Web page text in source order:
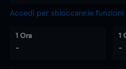
Accedi per sbloccare le funzioni
1 Ora
-
1
-